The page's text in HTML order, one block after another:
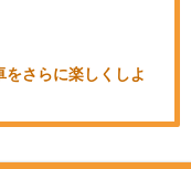
をさらに楽しくしよ